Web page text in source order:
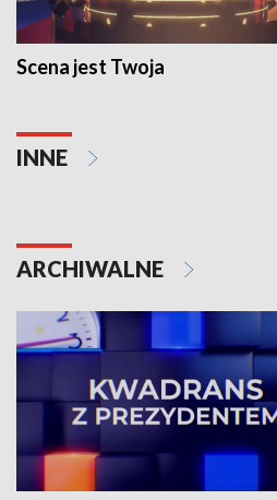
Scena jest Twoja
INNE
ARCHIWALNE